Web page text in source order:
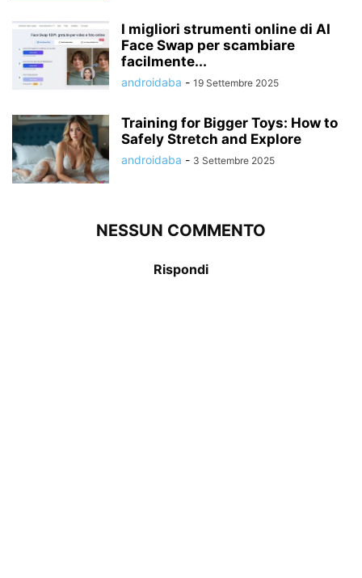
I migliori strumenti online di AI
Face Swap per scambiare
facilmente...
androidaba - 19 Settembre 2025
Training for Bigger Toys: How to
Safely Stretch and Explore
androidaba - 3 Settembre 2025
NESSUN COMMENTO
Rispondi